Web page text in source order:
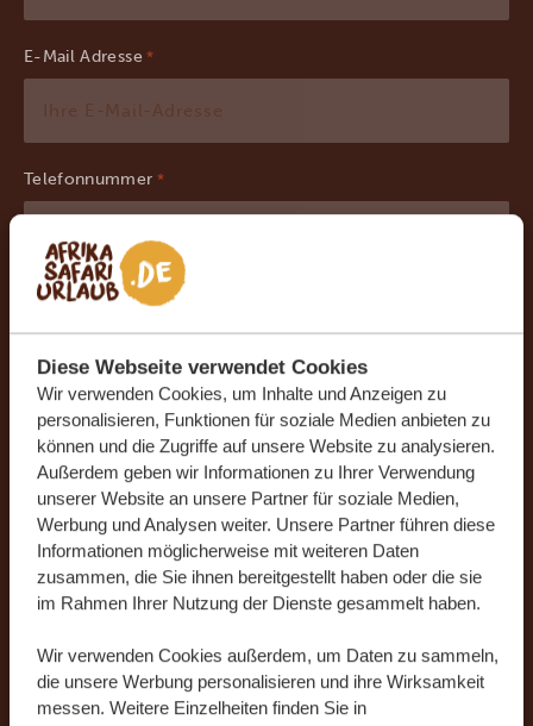
Diese Webseite verwendet Cookies
Wir verwenden Cookies, um Inhalte und Anzeigen zu
personalisieren, Funktionen für soziale Medien anbieten zu
können und die Zugriffe auf unsere Website zu analysieren.
Außerdem geben wir Informationen zu Ihrer Verwendung
unserer Website an unsere Partner für soziale Medien,
Werbung und Analysen weiter. Unsere Partner führen diese
Informationen möglicherweise mit weiteren Daten
zusammen, die Sie ihnen bereitgestellt haben oder die sie
im Rahmen Ihrer Nutzung der Dienste gesammelt haben.
Wir verwenden Cookies außerdem, um Daten zu sammeln,
die unsere Werbung personalisieren und ihre Wirksamkeit
messen. Weitere Einzelheiten finden Sie in
E-Mail Adresse *
Telefonnummer *
Deutschland
+49
Land *
Ich möchte den Newsletter mit Reise-News
und Inspirationen für meinen nächsten
unvergesslichen Urlaub erhalten.
Durch die Übermittlung Ihrer Daten stimmen Sie zu, dass
unser Team Sie gemäß unsererDatenschutzerklärung